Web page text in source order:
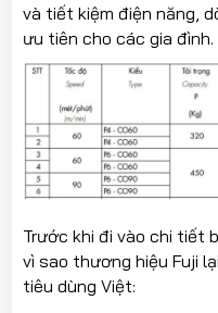
và tiết kiệm điện năng,
ưu tiên cho các gia đình.
Trước khi đi vào chi tiết
vì sao thương hiệu Fuji
tiêu dùng Việt: